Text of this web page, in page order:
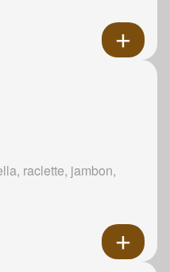
raclette, jambon,